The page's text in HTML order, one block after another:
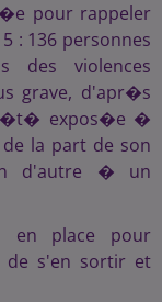
pour rappeler
: 136 personnes
des violences
grave, d'apr�s
�t� expos�e �
de la part de son
d'autre � un
place pour
de s'en sortir et